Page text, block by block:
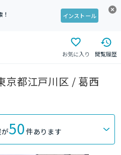
インストール
お気に入り 閲覧履歴
京都江戸川区 / 葛西
50 件あります